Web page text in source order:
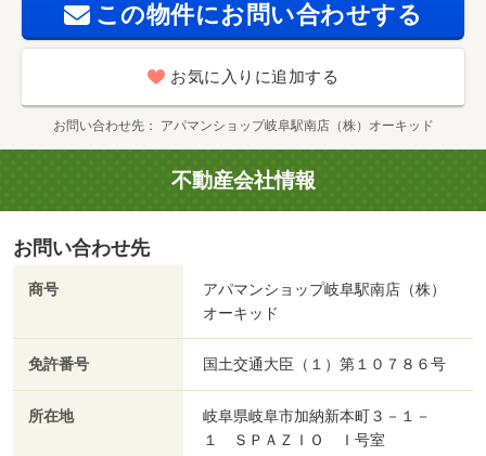
この物件にお問い合わせする
お気に入りに追加する
お問い合わせ先 アパマンショップ岐阜駅南店（株）オーキッド
不動産会社情報
お問い合わせ先
商号
アパマンショップ岐阜駅南店（株）
オーキッド
免許番号 国土交通大臣（１）第１０７８６号
所在地
岐阜県岐阜市加納新本町３－１－
１ ＳＰＡＺＩＯ Ｉ号室